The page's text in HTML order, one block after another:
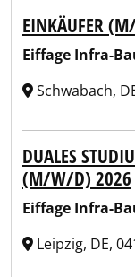
EINKÄUFER
Eiffage Infra-
Schwabach,
DUALES
(M/W/D) 2026
Eiffage Infra-
Leipzig, DE,